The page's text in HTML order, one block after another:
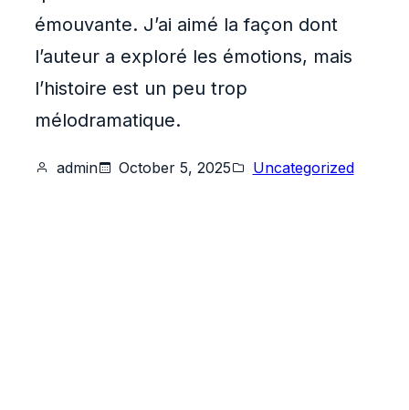
émouvante. J’ai aimé la façon dont
l’auteur a exploré les émotions, mais
l’histoire est un peu trop
mélodramatique.
admin October 5, 2025 Uncategorized